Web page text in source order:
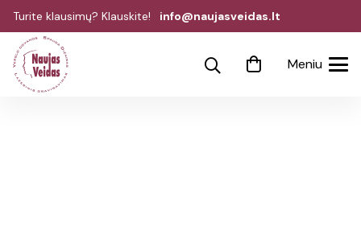
Turite klausimų? Klauskite! info@naujasveidas.lt
Meniu